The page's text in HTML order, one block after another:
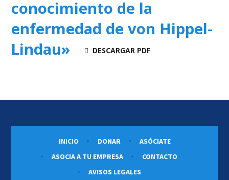
conocimiento de la
enfermedad de von Hippel-
Lindau»
DESCARGAR PDF
INICIO DONAR
ASÓCIATE
ASOCIA A TU EMPRESA
CONTACTO
AVISOS LEGALES